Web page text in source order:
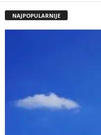
NAJPOPULARNIJE